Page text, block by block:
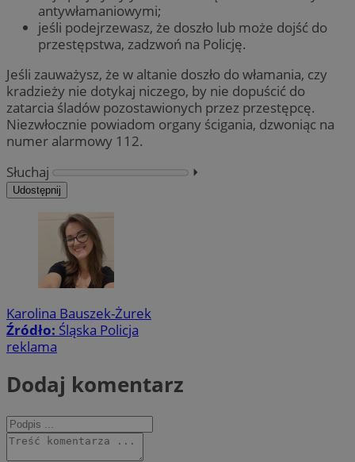
antywłamaniowymi;
jeśli podejrzewasz, że doszło lub może dojść do
przestępstwa, zadzwoń na Policję.
Jeśli zauważysz, że w altanie doszło do włamania, czy
kradzieży nie dotykaj niczego, by nie dopuścić do
zatarcia śladów pozostawionych przez przestępcę.
Niezwłocznie powiadom organy ścigania, dzwoniąc na
numer alarmowy 112.
Słuchaj
⏵︎
Udostępnij
Karolina Bauszek-Żurek
Źródło: Śląska Policja
reklama
Dodaj komentarz